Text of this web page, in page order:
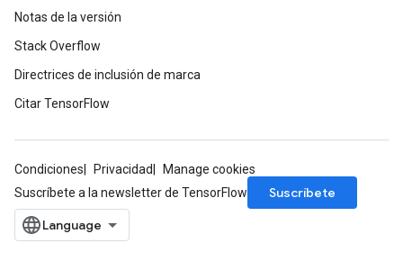
Notas de la versión
Stack Overflow
Directrices de inclusión de marca
Citar TensorFlow
Condiciones Privacidad
Manage cookies
Suscríbete a la newsletter de TensorFlow
Suscríbete